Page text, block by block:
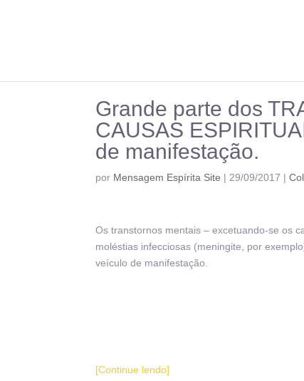
Grande parte dos
CAUSAS
de manifestação.
por Mensagem Espírita Site | 29/09/2017 |
Os transtornos mentais – excetuando-se os
moléstias infecciosas (meningite, por
veículo de manifestação.
[Continue lendo]